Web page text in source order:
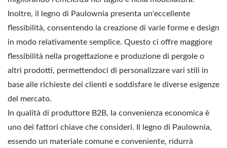
Inoltre, il legno di Paulownia presenta un'eccellente
flessibilità, consentendo la creazione di varie forme e design
in modo relativamente semplice. Questo ci offre maggiore
flessibilità nella progettazione e produzione di pergole o
altri prodotti, permettendoci di personalizzare vari stili in
base alle richieste dei clienti e soddisfare le diverse esigenze
del mercato.
In qualità di produttore B2B, la convenienza economica è
uno dei fattori chiave che consideri. Il legno di Paulownia,
essendo un materiale comune e conveniente, ridurrà